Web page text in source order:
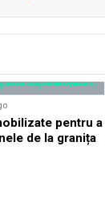
pentru a
de la granița